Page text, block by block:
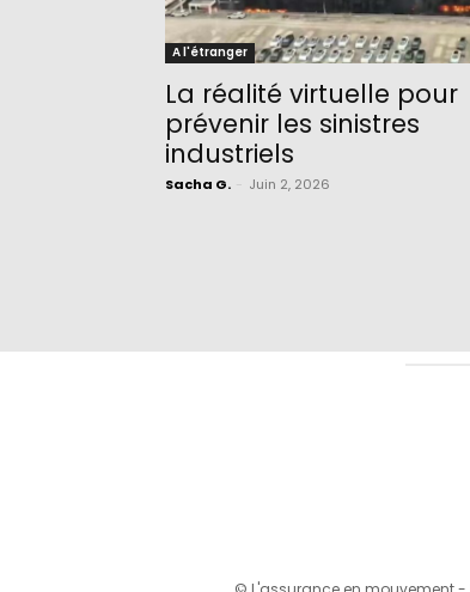
A l'étranger
La réalité virtuelle pour
prévenir les sinistres
industriels
Sacha G. Juin 2, 2026